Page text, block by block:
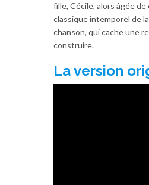
fille, Cécile, alors âgée
classique intemporel de
chanson, qui cache une
construire.
La version